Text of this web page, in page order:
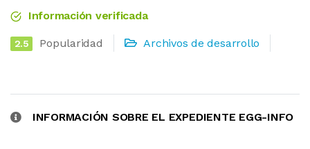
Información verificada
2.5 Popularidad Archivos de desarrollo
INFORMACIÓN SOBRE EL EXPEDIENTE EGG-INFO